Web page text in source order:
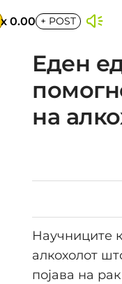
x 0.00 + POST
Еден
на
Научниците
алкохолот
појава на